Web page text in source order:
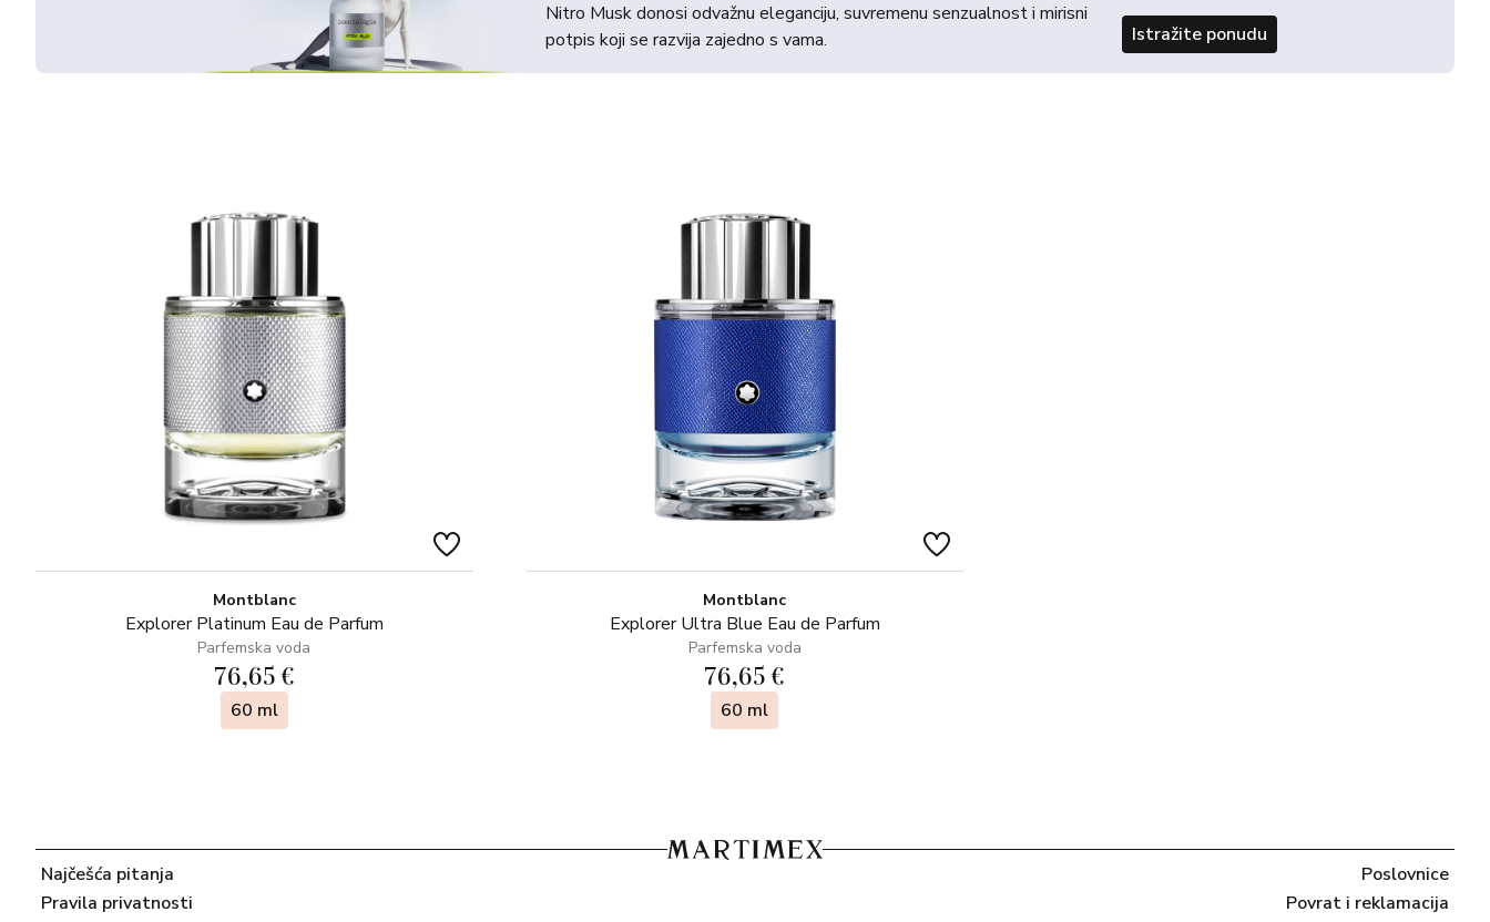
Nitro Musk donosi odvažnu eleganciju, suvremenu senzualnost i mirisni
potpis koji se razvija zajedno s vama.
Istražite ponudu
Montblanc
Explorer Platinum Eau de Parfum
Parfemska voda
76,65 €
60 ml
Montblanc
Explorer Ultra Blue Eau de Parfum
Parfemska voda
76,65 €
60 ml
Najčešća pitanja
Pravila privatnosti
Poslovnice
Povrat i reklamacija